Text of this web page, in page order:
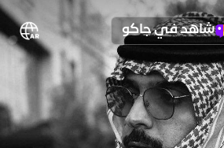
شاهد في جاكو